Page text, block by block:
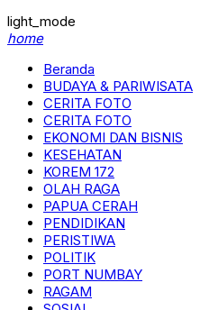
light_mode
home
Beranda
BUDAYA & PARIWISATA
CERITA FOTO
CERITA FOTO
EKONOMI DAN BISNIS
KESEHATAN
KOREM 172
OLAH RAGA
PAPUA CERAH
PENDIDIKAN
PERISTIWA
POLITIK
PORT NUMBAY
RAGAM